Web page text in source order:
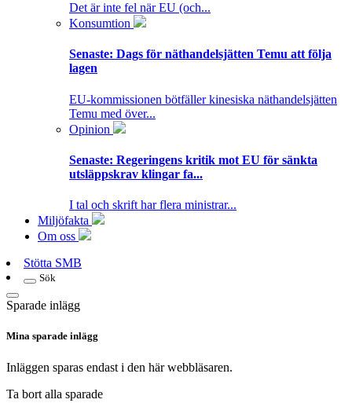
Det är inte fel när EU (och...
Konsumtion
Senaste: Dags för näthandelsjätten Temu att följa
lagen
EU-kommissionen bötfäller kinesiska näthandelsjätten
Temu med över...
Opinion
Senaste: Regeringens kritik mot EU för sänkta
utsläppskrav klingar fa...
I tal och skrift har flera ministrar...
Miljöfakta
Om oss
Stötta SMB
Sök
Sparade inlägg
Mina sparade inlägg
Inläggen sparas endast i den här webbläsaren.
Ta bort alla sparade